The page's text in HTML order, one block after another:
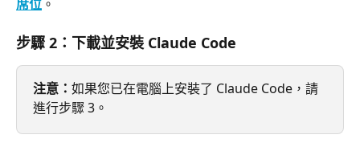
席位 。
步驟 2：下載並安裝 Claude Code
注意： 如果您已在電腦上安裝了 Claude Code，請
進行步驟 3。